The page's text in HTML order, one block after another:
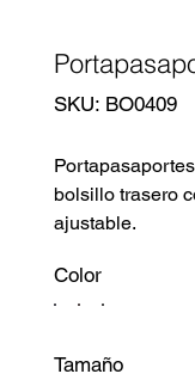
SKU: SKU
BO0409
BO0409
bolsillo trasero
ajustable.
Color
Tamaño